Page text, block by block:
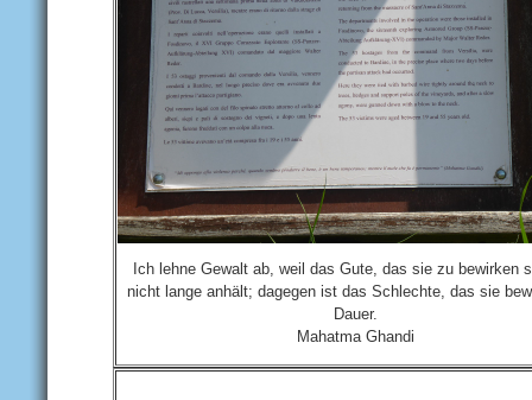
Ich lehne Gewalt ab, weil das Gute, das sie zu bewirken
nicht lange anhält; dagegen ist das Schlechte, das sie
Dauer.
Mahatma Ghandi